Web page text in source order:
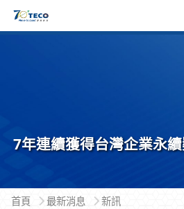
7年連續獲得台灣企業永
首頁 最新消息
新訊